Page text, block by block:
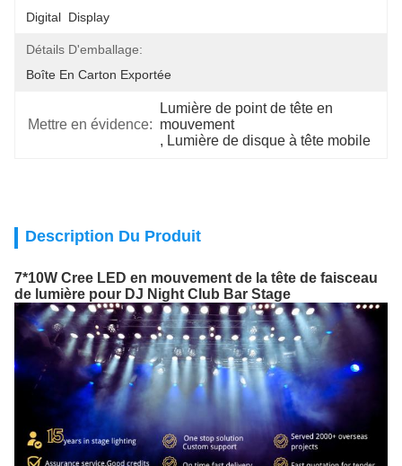
Digital  Display
Détails D'emballage:
Boîte En Carton Exportée
Mettre en évidence:
Lumière de point de tête en
mouvement
, Lumière de disque à tête mobile
Description Du Produit
7*10W Cree LED en mouvement de la tête de faisceau
de lumière pour DJ Night Club Bar Stage